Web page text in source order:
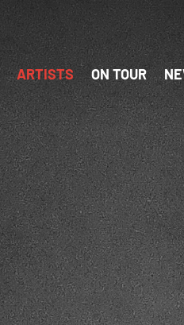
ARTISTS ON TOUR